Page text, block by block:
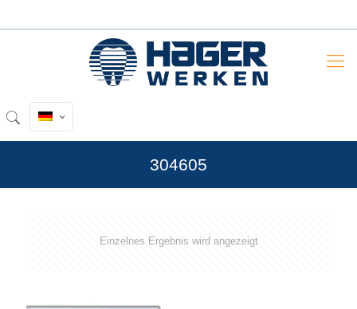
304605
Einzelnes Ergebnis wird angezeigt